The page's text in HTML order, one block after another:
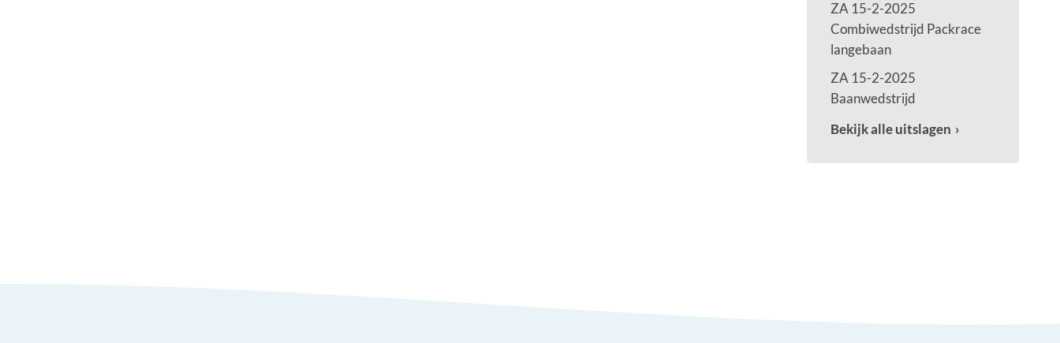
ZA 15-2-2025
Combiwedstrijd Packrace
langebaan
ZA 15-2-2025
Baanwedstrijd
Bekijk alle uitslagen